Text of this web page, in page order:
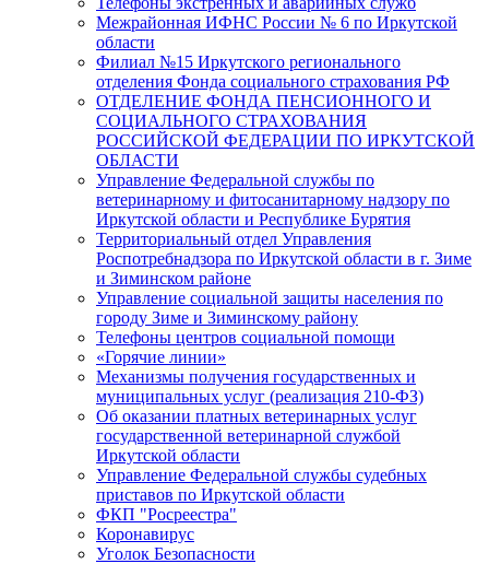
Межрайонная ИФНС России № 6 по Иркутской
области
Филиал №15 Иркутского регионального
отделения Фонда социального страхования РФ
ОТДЕЛЕНИЕ ФОНДА ПЕНСИОННОГО И
СОЦИАЛЬНОГО СТРАХОВАНИЯ
РОССИЙСКОЙ ФЕДЕРАЦИИ ПО ИРКУТСКОЙ
ОБЛАСТИ
Управление Федеральной службы по
ветеринарному и фитосанитарному надзору по
Иркутской области и Республике Бурятия
Территориальный отдел Управления
Роспотребнадзора по Иркутской области в г. Зиме
и Зиминском районе
Управление социальной защиты населения по
городу Зиме и Зиминскому району
Телефоны центров социальной помощи
«Горячие линии»
Механизмы получения государственных и
муниципальных услуг (реализация 210-ФЗ)
Об оказании платных ветеринарных услуг
государственной ветеринарной службой
Иркутской области
Управление Федеральной службы судебных
приставов по Иркутской области
ФКП "Росреестра"
Коронавирус
Уголок Безопасности